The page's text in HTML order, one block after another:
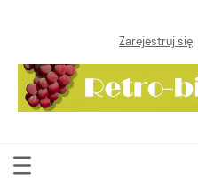
Zarejestruj się